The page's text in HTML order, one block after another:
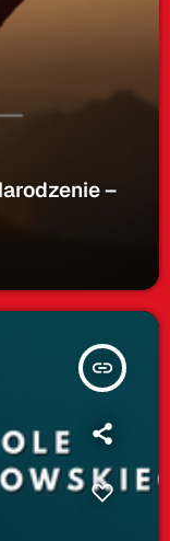
–
insert_link